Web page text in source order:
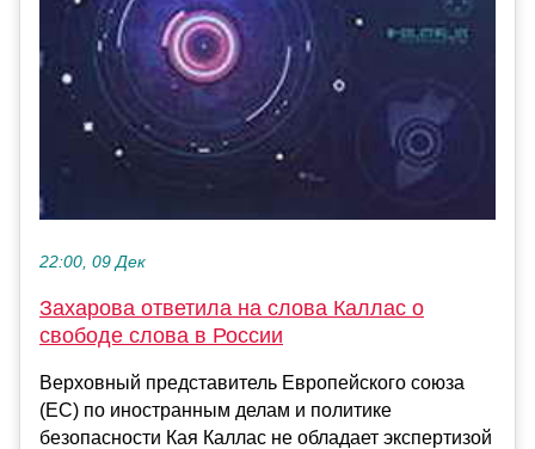
22:00, 09 Дек
Захарова ответила на слова Каллас о
свободе слова в России
Верховный представитель Европейского союза
(ЕС) по иностранным делам и политике
безопасности Кая Каллас не обладает экспертизой